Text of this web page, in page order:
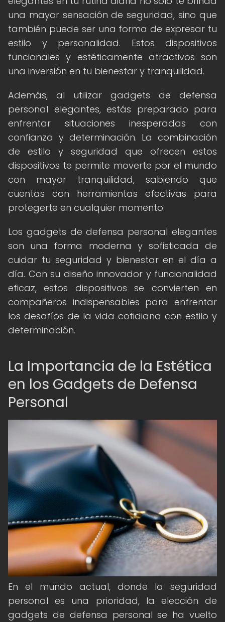
una mayor sensación de seguridad, sino que
también puede ser una forma de expresar tu
estilo y personalidad. Estos dispositivos
funcionales y estéticamente atractivos son
una inversión en tu bienestar y tranquilidad.
Además, al utilizar gadgets de defensa
personal elegantes, estás preparado para
enfrentar situaciones inesperadas con
confianza y determinación. La combinación
de estilo y seguridad que ofrecen estos
dispositivos te permite moverte por el mundo
con mayor tranquilidad, sabiendo que
cuentas con herramientas efectivas para
protegerte en cualquier momento.
Los gadgets de defensa personal elegantes
son una forma moderna y sofisticada de
cuidar tu seguridad y bienestar en el día a
día. Con su diseño innovador y funcionalidad
eficaz, estos dispositivos se convierten en
compañeros indispensables para enfrentar
los desafíos de la vida cotidiana con estilo y
determinación.
La Importancia de la Estética
en los Gadgets de Defensa
Personal
En el mundo actual, donde la seguridad
personal es una prioridad, la elección de
gadgets de defensa personal se ha vuelto